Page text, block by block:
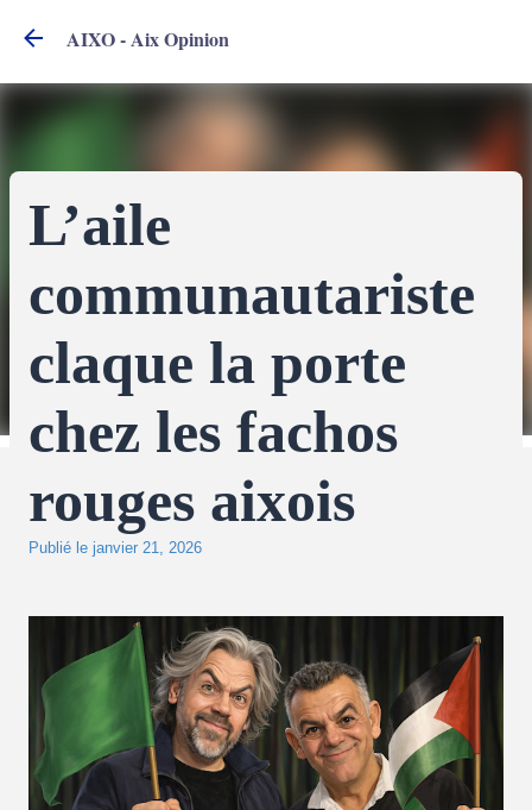
AIXO - Aix Opinion
L’aile
communautariste
claque la porte
chez les fachos
rouges aixois
Publié le janvier 21, 2026